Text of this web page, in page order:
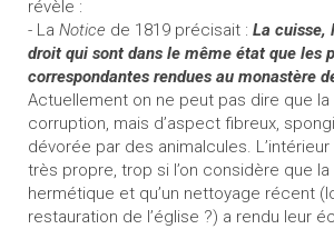
révèle :
- La Notice de 1819 précisait : La cuisse,
droit qui sont dans le même état que les
correspondantes rendues au monastère
Actuellement on ne peut pas dire que
corruption, mais d’aspect fibreux,
dévorée par des animalcules.
très propre, trop si l’on considère que la
hermétique et qu’un nettoyage récent
restauration de l’église ?) a rendu leur